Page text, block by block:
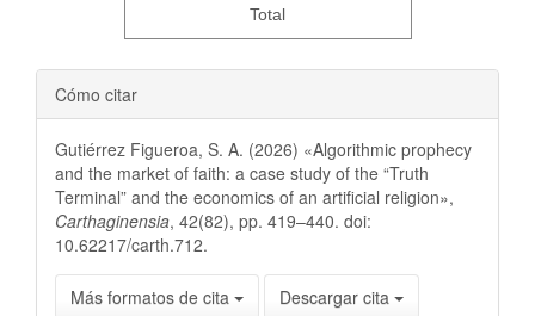
Total
Cómo citar
Gutiérrez Figueroa, S. A. (2026) «Algorithmic prophecy
and the market of faith: a case study of the “Truth
Terminal” and the economics of an artificial religion»,
Carthaginensia, 42(82), pp. 419–440. doi:
10.62217/carth.712.
Más formatos de cita Descargar cita